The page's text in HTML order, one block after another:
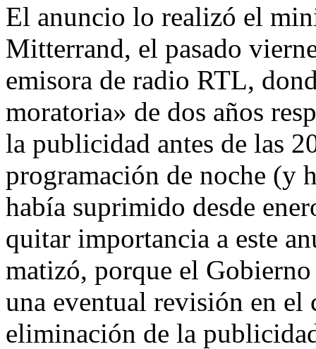
El anuncio lo realizó el
Mitterrand, el pasado
emisora de radio RTL,
moratoria» de dos años
la publicidad antes de las
programación de noche (y
había suprimido desde
quitar importancia a este
matizó, porque el
una eventual revisión en el
eliminación de la